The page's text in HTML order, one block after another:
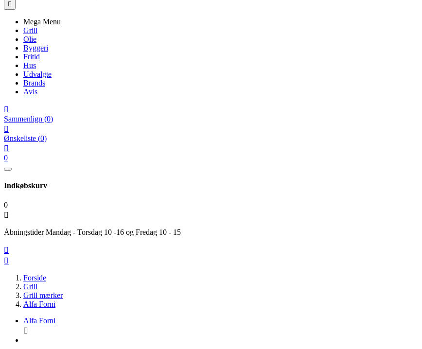

Mega Menu
Grill
Olie
Byggeri
Fritid
Hus
Udvalgte
Brands
Avis

Sammenlign (0)

Ønskeliste (0)

0
Indkøbskurv
0

Åbningstider Mandag - Torsdag 10 -16 og Fredag 10 - 15


Forside
Grill
Grill mærker
Alfa Forni
Alfa Forni
